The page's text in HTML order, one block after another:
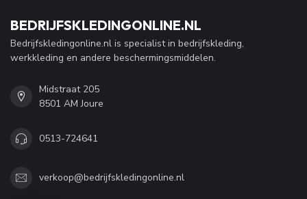
BEDRIJFSKLEDINGONLINE.NL
Bedrijfskledingonline.nl is specialist in bedrijfskleding,
werkkleding en andere beschermingsmiddelen.
Midstraat 205
8501 AM Joure
0513-724641
verkoop@bedrijfskledingonline.nl